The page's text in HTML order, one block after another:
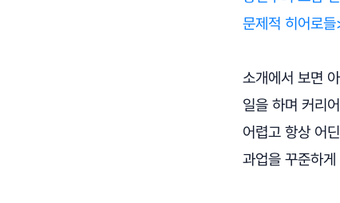
문제적 히어로
소개에서 보면
일을 하며 커리
어렵고 항상 어
과업을 꾸준하